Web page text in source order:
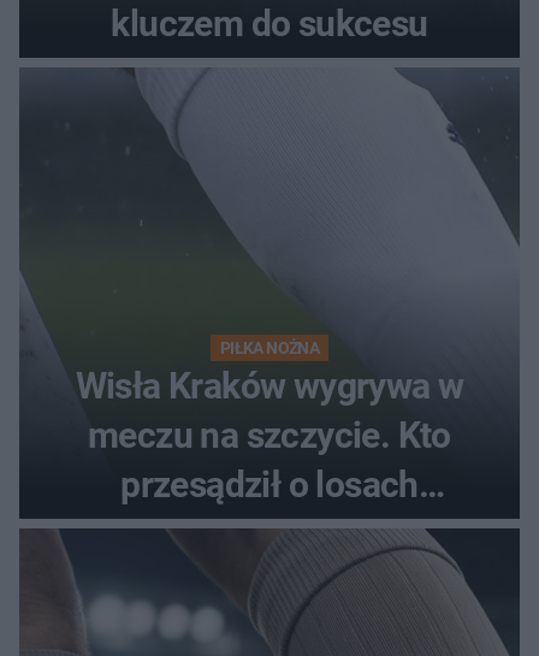
kluczem do sukcesu
PIŁKA NOŻNA
Wisła Kraków wygrywa w
meczu na szczycie. Kto
przesądził o losach
spotkania?